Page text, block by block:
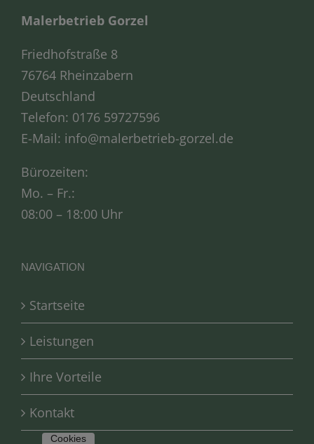
Malerbetrieb Gorzel
Friedhofstraße 8
76764 Rheinzabern
Deutschland
Telefon: 0176 59727596
E-Mail: info@malerbetrieb-gorzel.de
Bürozeiten:
Mo. – Fr.:
08:00 – 18:00 Uhr
NAVIGATION
Startseite
Leistungen
Ihre Vorteile
Kontakt
Cookies